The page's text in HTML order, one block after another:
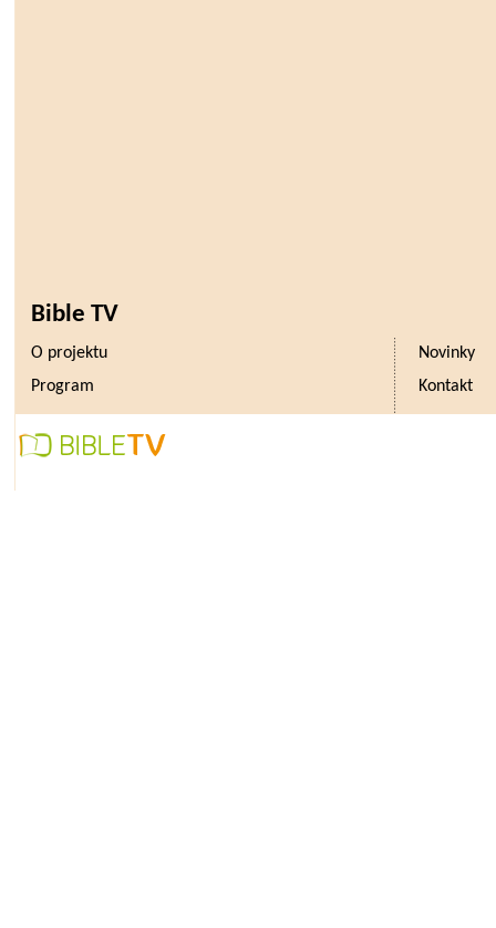
Bible TV
O projektu
Novinky
Program
Kontakt